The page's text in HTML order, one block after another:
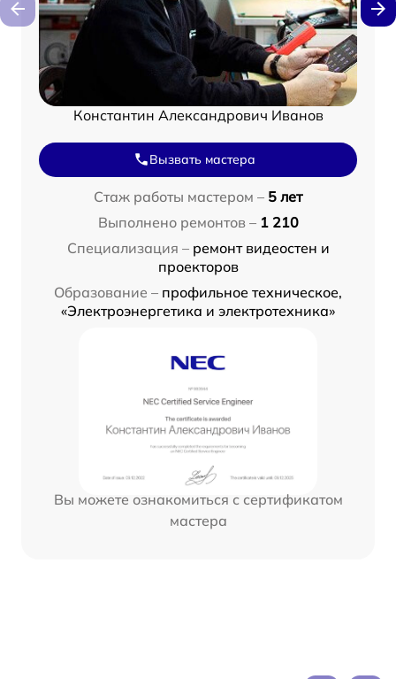
Константин Александрович Иванов
Вызвать мастера
Стаж работы мастером – 5 лет
Выполнено ремонтов – 1 210
Специализация – ремонт видеостен и
проекторов
Образование – профильное техническое,
«Электроэнергетика и электротехника»
Вы можете ознакомиться с сертификатом
мастера